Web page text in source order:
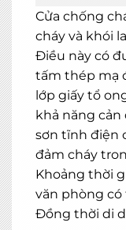
Cửa chống
cháy và khói
Điều này có
tấm thép mạ
lớp giấy tổ
khả năng cản
sơn tĩnh điện
đảm cháy
Khoảng thời
văn phòng
Đồng thời di